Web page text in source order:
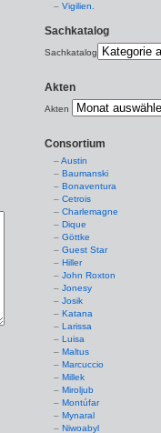
Vigilien.
Sachkatalog
Sachkatalog
Akten
Akten
Consortium
Austin
Baumanski
Bonaventura
Cetrois
Charlemagne
Dique
Göttke
Guest Star
Hiller
John Roxton
Jonesy
Josik
Katana
Larissa
Luisa
Maltus
Marcuccio
Millek
Miroljub
Montúfar
Mynaral
Niwoabyl